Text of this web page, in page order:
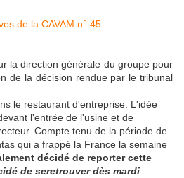
la direction générale du groupe pour
de la décision rendue par le tribunal
le restaurant d'entreprise. L'idée
l'entrée de l'usine et de
Compte tenu de la période de
qui a frappé la France la semaine
décidé de reporter cette
de seretrouver dès mardi